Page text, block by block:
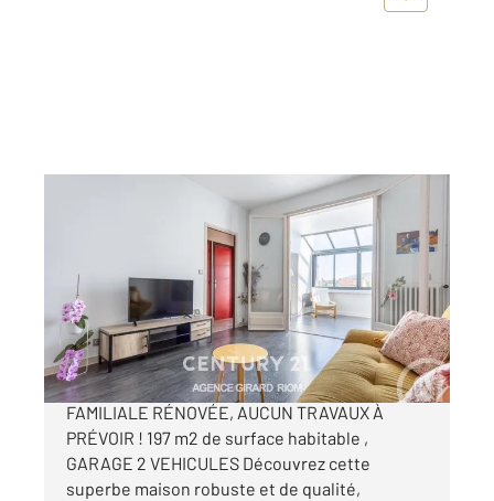
Maison à vendre
386 000 €
RIOM - PROCHE CENTRE : BELLE MAISON
FAMILIALE RÉNOVÉE, AUCUN TRAVAUX À
PRÉVOIR ! 197 m2 de surface habitable ,
GARAGE 2 VEHICULES Découvrez cette
superbe maison robuste et de qualité,